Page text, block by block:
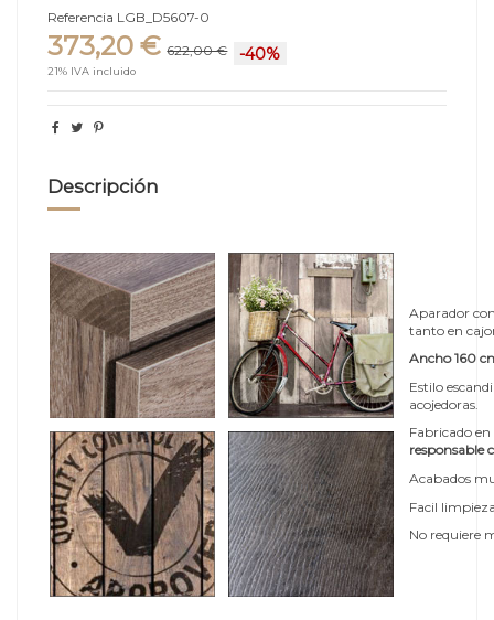
Referencia LGB_D5607-0
373,20 € 622,00 € -40%
21% IVA incluido
Descripción
Aparador
tanto en
Ancho 160
Estilo
acojedoras.
Fabricado
responsable
Acabados
Facil
No requiere